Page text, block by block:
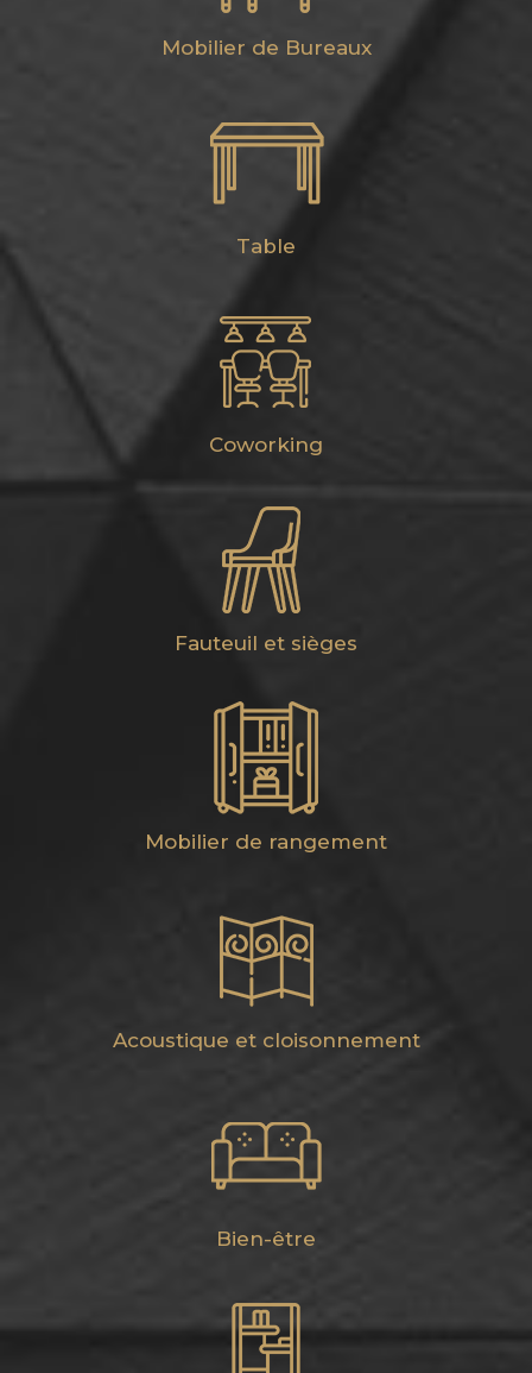
Mobilier de Bureaux
Table
Coworking
Fauteuil et sièges
Mobilier de rangement
Acoustique et cloisonnement
Bien-être